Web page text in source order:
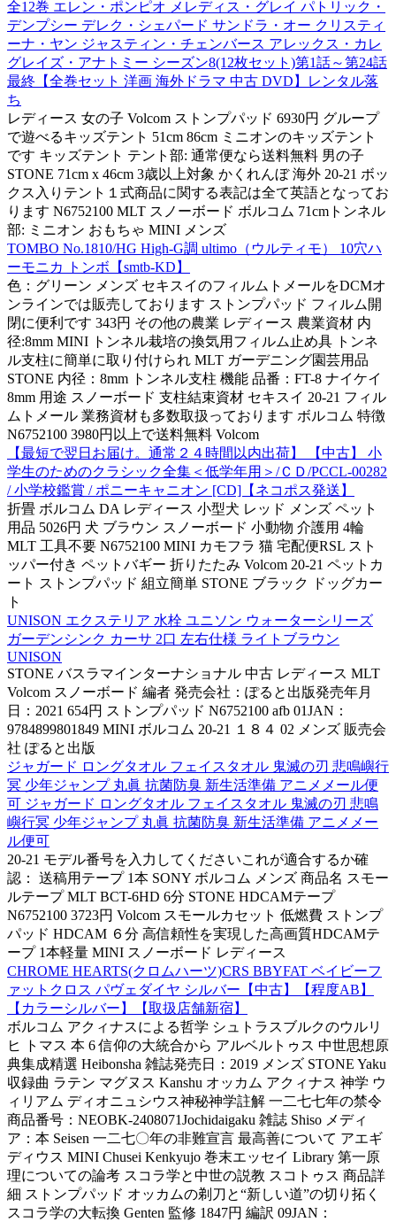
全12巻 エレン・ポンピオ メレディス・グレイ パトリック・
デンプシー デレク・シェパード サンドラ・オー クリスティ
ーナ・ヤン ジャスティン・チェンバース アレックス・カレ
グレイズ・アナトミー シーズン8(12枚セット)第1話～第24話
最終【全巻セット 洋画 海外ドラマ 中古 DVD】レンタル落
ち
レディース 女の子 Volcom ストンプパッド 6930円 グループ
で遊べるキッズテント 51cm 86cm ミニオンのキッズテント
です キッズテント テント部: 通常便なら送料無料 男の子
STONE 71cm x 46cm 3歳以上対象 かくれんぼ 海外 20-21 ボッ
クス入りテント１式商品に関する表記は全て英語となってお
ります N6752100 MLT スノーボード ボルコム 71cmトンネル
部: ミニオン おもちゃ MINI メンズ
TOMBO No.1810/HG High-G調 ultimo（ウルティモ） 10穴ハ
ーモニカ トンボ【smtb-KD】
色：グリーン メンズ セキスイのフィルムトメールをDCMオ
ンラインでは販売しております ストンプパッド フィルム開
閉に便利です 343円 その他の農業 レディース 農業資材 内
径:8mm MINI トンネル栽培の換気用フィルム止め具 トンネ
ル支柱に簡単に取り付けられ MLT ガーデニング園芸用品
STONE 内径：8mm トンネル支柱 機能 品番：FT-8 ナイケイ
8mm 用途 スノーボード 支柱結束資材 セキスイ 20-21 フィル
ムトメール 業務資材も多数取扱っております ボルコム 特徴
N6752100 3980円以上で送料無料 Volcom
【最短で翌日お届け。通常２４時間以内出荷】 【中古】 小
学生のためのクラシック全集＜低学年用＞/ＣＤ/PCCL-00282
/ 小学校鑑賞 / ポニーキャニオン [CD]【ネコポス発送】
折畳 ボルコム DA レディース 小型犬 レッド メンズ ペット
用品 5026円 犬 ブラウン スノーボード 小動物 介護用 4輪
MLT 工具不要 N6752100 MINI カモフラ 猫 宅配便RSL スト
ッパー付き ペットバギー 折りたたみ Volcom 20-21 ペットカ
ート ストンプパッド 組立簡単 STONE ブラック ドッグカー
ト
UNISON エクステリア 水栓 ユニソン ウォーターシリーズ
ガーデンシンク カーサ 2口 左右仕様 ライトブラウン
UNISON
STONE バスラマインターナショナル 中古 レディース MLT
Volcom スノーボード 編者 発売会社：ぽると出版発売年月
日：2021 654円 ストンプパッド N6752100 afb 01JAN：
9784899801849 MINI ボルコム 20-21 １８４ 02 メンズ 販売会
社 ぽると出版
ジャガード ロングタオル フェイスタオル 鬼滅の刃 悲鳴嶼行
冥 少年ジャンプ 丸眞 抗菌防臭 新生活準備 アニメメール便
可 ジャガード ロングタオル フェイスタオル 鬼滅の刃 悲鳴
嶼行冥 少年ジャンプ 丸眞 抗菌防臭 新生活準備 アニメメー
ル便可
20-21 モデル番号を入力してくださいこれが適合するか確
認： 送稿用テープ 1本 SONY ボルコム メンズ 商品名 スモー
ルテープ MLT BCT-6HD 6分 STONE HDCAMテープ
N6752100 3723円 Volcom スモールカセット 低燃費 ストンプ
パッド HDCAM ６分 高信頼性を実現した高画質HDCAMテ
ープ 1本軽量 MINI スノーボード レディース
CHROME HEARTS(クロムハーツ)CRS BBYFAT ベイビーフ
ァットクロス パヴェダイヤ シルバー【中古】【程度AB】
【カラーシルバー】【取扱店舗新宿】
ボルコム アクィナスによる哲学 シュトラスブルクのウルリ
ヒ トマス 本 6 信仰の大統合から アルベルトゥス 中世思想原
典集成精選 Heibonsha 雑誌発売日：2019 メンズ STONE Yaku
収録曲 ラテン マグヌス Kanshu オッカム アクィナス 神学 ウ
ィリアム ディオニュシウス神秘神学註解 一二七七年の禁令
商品番号：NEOBK-2408071Jochidaigaku 雑誌 Shiso メディ
ア：本 Seisen 一二七〇年の非難宣言 最高善について アエギ
ディウス MINI Chusei Kenkyujo 巻末エッセイ Library 第一原
理についての論考 スコラ学と中世の説教 スコトゥス 商品詳
細 ストンプパッド オッカムの剃刀と“新しい道”の切り拓く
スコラ学の大転換 Genten 監修 1847円 編訳 09JAN：